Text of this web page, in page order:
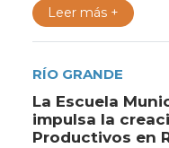
Leer más +
RÍO GRANDE
La Escuela
impulsa la
Productivos en